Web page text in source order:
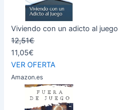
Viviendo con un adicto al juego
12,51€
11,05€
VER OFERTA
Amazon.es